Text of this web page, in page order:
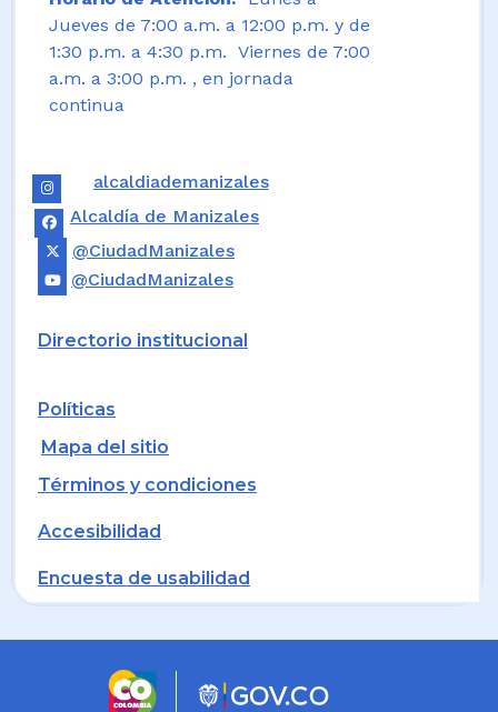
Jueves de 7:00 a.m. a 12:00 p.m. y de
1:30 p.m. a 4:30 p.m. Viernes de 7:00
a.m. a 3:00 p.m. , en jornada
continua
alcaldiademanizales
Alcaldía de Manizales
@CiudadManizales
@CiudadManizales
Directorio institucional
Políticas
Mapa del sitio
Términos y condiciones
Accesibilidad
Encuesta de usabilidad